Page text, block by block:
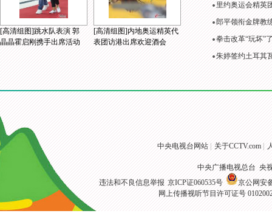
[高清组图]跳水队表演 郭
晶晶霍启刚携手出席活动
[高清组图]内地奥运精英代
表团访港出席欢迎酒会
里约奥运会精英
郎平领衔金牌教
拳击改革“玩坏”
朱婷签约土耳其
中央电视台网站 关于CCTV.com
中央广播电视总台 央
违法和不良信息举报 京ICP证060535号
京公网安
网上传播视听节目许可证号